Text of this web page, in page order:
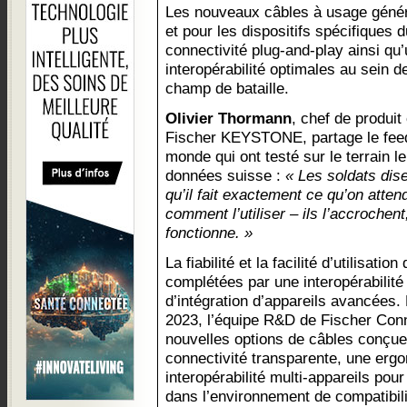
Les nouveaux câbles à usage
et pour les dispositifs spécifiques
connectivité plug-and-play ainsi
interopérabilité optimales au sein
champ de bataille.
Olivier Thormann, chef de
Fischer KEYSTONE, partage le
monde qui ont testé sur le terrain
données suisse : « Les soldats
qu’il fait exactement ce qu’on
comment l’utiliser – ils
fonctionne. »
La fiabilité et la facilité d’utilisation
complétées par une
d’intégration d’appareils
2023, l’équipe R&D de Fischer
nouvelles options de câbles
connectivité transparente, une
interopérabilité multi-appareils
dans l’environnement de